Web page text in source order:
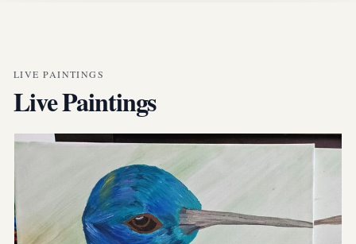
LIVE PAINTINGS
Live Paintings